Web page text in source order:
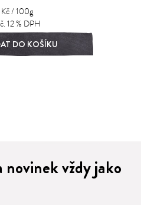
/ 100g
12 % DPH
DO KOŠÍKU
vždy jako